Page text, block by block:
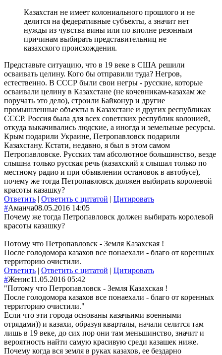
Казахстан не имеет колониального прошлого и не
делится на федеративные субъекты, а значит нет
нужды из чувства вины или по вполне резонным
причинам выбирать представительниц не
казахского происхождения.
Представьте ситуацию, что в 19 веке в США решили
осваивать целину. Кого бы отправили туда? Негров,
естественно. В СССР были свои негры - русские, которые
осваивали целину в Казахстане (не кочевникам-казахам же
поручать это дело), строили Байконур и другие
промышленные объекты в Казахстане и других республиках
СССР. Россия была для всех советских республик колонией,
откуда выкачивались людские, а иногда и земельные ресурсы.
Крым подарили Украине, Петропавловск подарили
Казахстану. Кстати, недавно, я был в этом самом
Петропавловске. Русских там абсолютное большинство, везде
слышна только русская речь (казахский я слышал только по
местному радио и при объявлении остановок в автобусе),
почему же тогда Петропавловск должен выбирать королевой
красоты казашку?
Ответить | Ответить с цитатой | Цитировать
#Аманча08.05.2016 14:05
Почему же тогда Петропавловск должен выбирать королевой
красоты казашку?
Потому что Петропавловск - Земля Казахская !
После голодомора казахов все понаехали - благо от коренных
территорию очистили.
Ответить | Ответить с цитатой | Цитировать
#Женис11.05.2016 05:42
"Потому что Петропавловск - Земля Казахская !
После голодомора казахов все понаехали - благо от коренных
территорию очистили."
Если что эти города основаны казачьими военными
отрядами)) и казахи, образуя кварталы, начали селится там
лишь в 19 веке, до сих пор они там меньшинство, значит и
вероятность найти самую красивую среди казашек ниже.
Почему когда вся земля в руках казахов, ее бездарно